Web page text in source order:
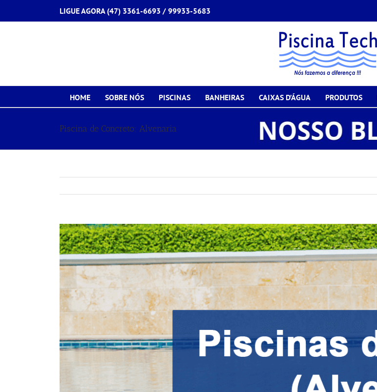
o
LIGUE AGORA (47) 3361-6693 / 99933-5683
HOME SOBRE NÓS PISCINAS BANHEIRAS CAIXAS D’ÁGUA PRODUTOS
Piscina de Concreto: Alvenaria
View
Larger
Image